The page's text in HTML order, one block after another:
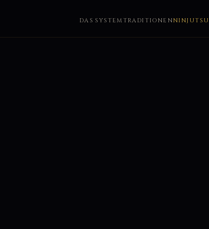
DAS SYSTEMTRADITIONEN NINJUTSU